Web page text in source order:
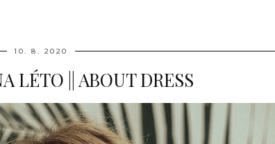
10. 8. 2020
LÉTO || ABOUT DRESS